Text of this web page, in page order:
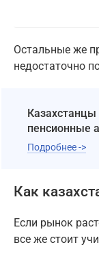
Остальные же
недостаточно
пенсионные
Подробнее ->
Как
Если рынок
все же стоит